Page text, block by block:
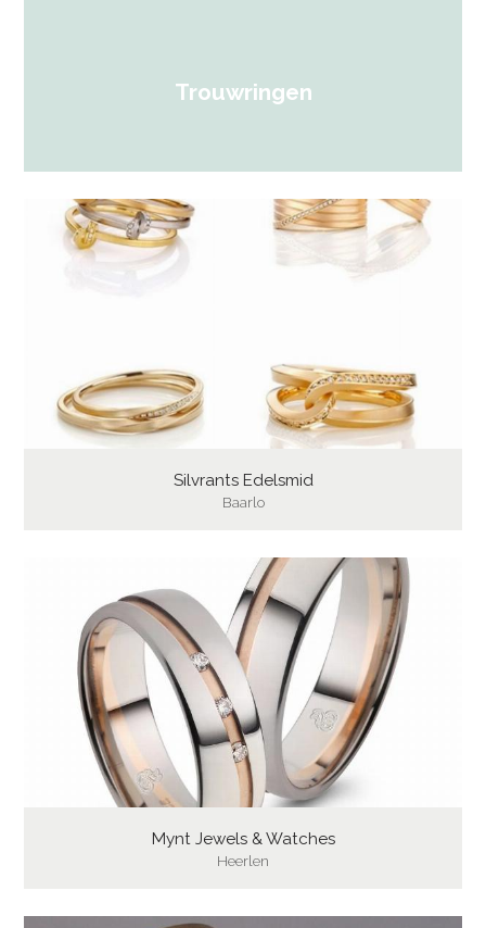
Trouwringen
Silvrants Edelsmid
Baarlo
Mynt Jewels & Watches
Heerlen